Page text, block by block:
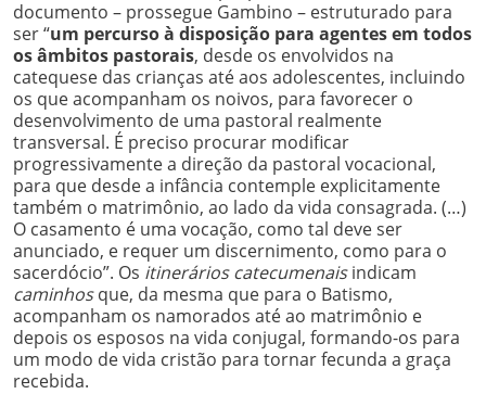
documento – prossegue Gambino – estruturado para
ser “um percurso à disposição para agentes em todos
os âmbitos pastorais, desde os envolvidos na
catequese das crianças até aos adolescentes, incluindo
os que acompanham os noivos, para favorecer o
desenvolvimento de uma pastoral realmente
transversal. É preciso procurar modificar
progressivamente a direção da pastoral vocacional,
para que desde a infância contemple explicitamente
também o matrimônio, ao lado da vida consagrada. (…)
O casamento é uma vocação, como tal deve ser
anunciado, e requer um discernimento, como para o
sacerdócio”. Os itinerários catecumenaisindicam
caminhosque, da mesma que para o Batismo,
acompanham os namorados até ao matrimônio e
depois os esposos na vida conjugal, formando-os para
um modo de vida cristão para tornar fecunda a graça
recebida.